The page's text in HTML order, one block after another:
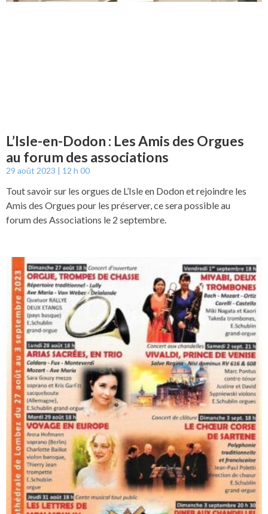
L’Isle-en-Dodon : Les Amis des Orgues
au forum des associations
29 août 2023 12 h 00
Tout savoir sur les orgues de L’Isle en Dodon et rejoindre les
Amis des Orgues pour les préserver, ce sera possible au
forum des Associations le 2 septembre.